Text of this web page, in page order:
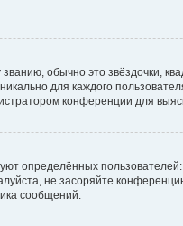
обычно это звёздочки,
для каждого
конференции для
определённых
не засоряйте
сообщений.